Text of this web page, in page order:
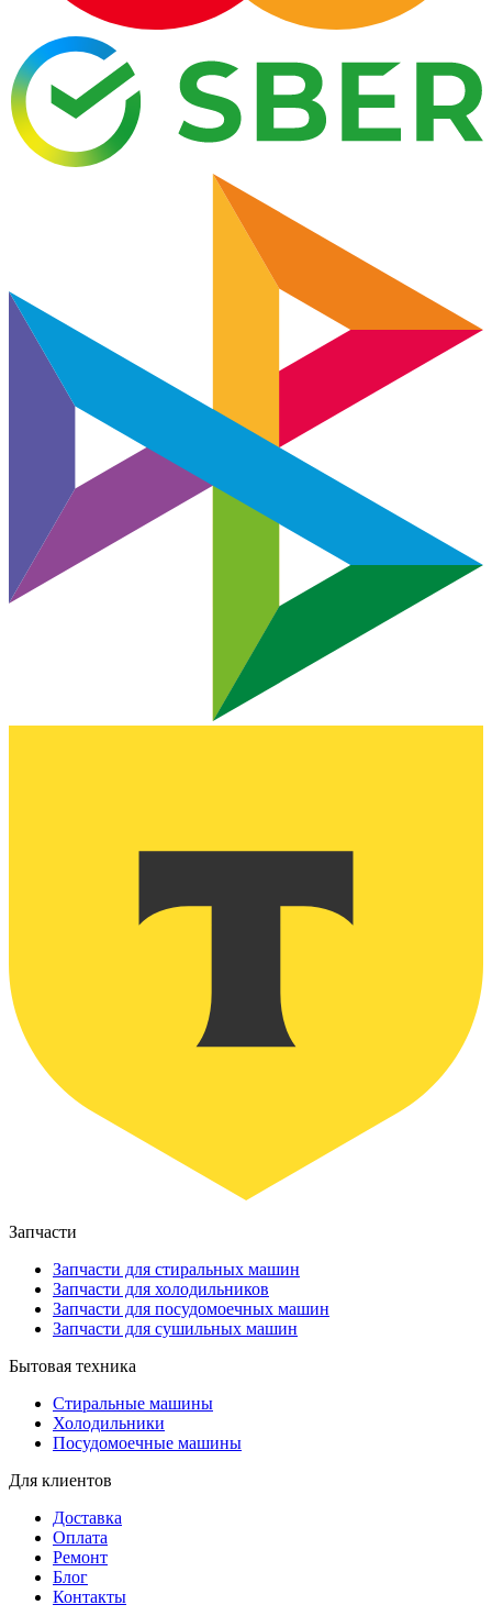
Запчасти
Запчасти для стиральных машин
Запчасти для холодильников
Запчасти для посудомоечных машин
Запчасти для сушильных машин
Бытовая техника
Стиральные машины
Холодильники
Посудомоечные машины
Для клиентов
Доставка
Оплата
Ремонт
Блог
Контакты